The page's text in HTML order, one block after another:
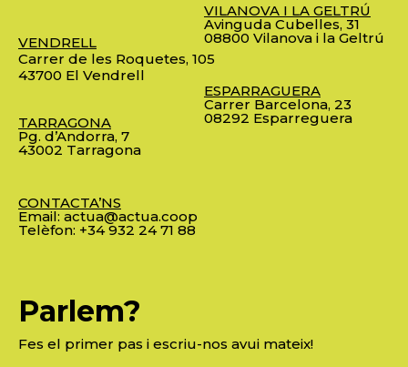
VENDRELL
Carrer de les Roquetes, 105
43700 El Vendrell
TARRAGONA
Pg. d’Andorra, 7
43002 Tarragona
CONTACTA’NS
Email: actua@actua.coop
Telèfon: +34 932 24 71 88
VILANOVA I LA GELTRÚ
Avinguda Cubelles, 31
08800 Vilanova i la Geltrú
ESPARRAGUERA
Carrer Barcelona, 23
08292 Esparreguera
Parlem?
Fes el primer pas i escriu-nos avui mateix!